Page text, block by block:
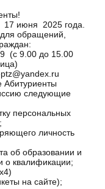
17 июня 2025 года.
обращений,
(с 9.00 до 15.00
Абитуриенты
следующие
персональных
личность
об образовании и
о квалификации;
на сайте);